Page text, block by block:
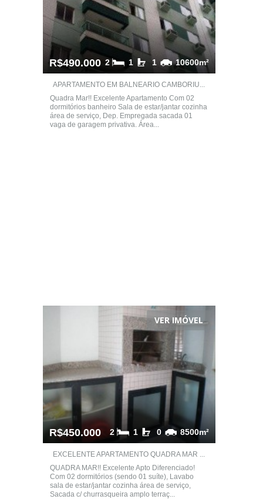
R$490.000 10600m²
1
1
2
APARTAMENTO EM BALNEARIO CAMBORIU...
Quadra Mar!! Excelente Apartamento Com 02
dormitórios banheiro Sala de estar/jantar cozinha
área de serviço, Dep. Empregada sacada 01
vaga de garagem privativa. Área...
VER IMÓVEL
R$450.000 8500m²
0
1
2
EXCELENTE APARTAMENTO QUADRA MAR ...
QUADRA MAR!! Excelente Apto Diferenciado!
Com 02 dormitórios (sendo 01 suíte), Lavabo
sala de estar/jantar cozinha área de serviço,
Sacada c/ churrasqueira amplo terraç...